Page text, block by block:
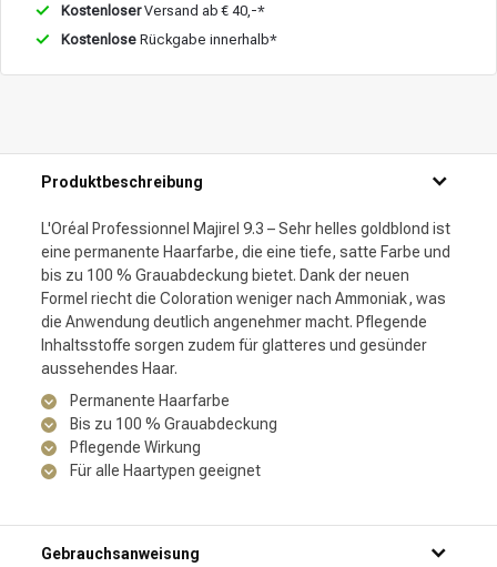
KostenloserVersand ab € 40,-*
Kostenlose Rückgabe innerhalb*
Produktbeschreibung
L'Oréal Professionnel Majirel 9.3 – Sehr helles goldblond ist
eine permanente Haarfarbe, die eine tiefe, satte Farbe und
bis zu 100 % Grauabdeckung bietet. Dank der neuen
Formel riecht die Coloration weniger nach Ammoniak, was
die Anwendung deutlich angenehmer macht. Pflegende
Inhaltsstoffe sorgen zudem für glatteres und gesünder
aussehendes Haar.
Permanente Haarfarbe
Bis zu 100 % Grauabdeckung
Pflegende Wirkung
Für alle Haartypen geeignet
Gebrauchsanweisung